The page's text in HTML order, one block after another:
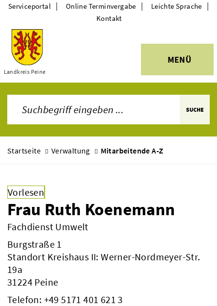
Themen
Landkreis Peine
MENÜ
Serviceportal | Online Terminvergabe | Leichte Sprache |
Kontakt
SUCHE
Startseite Verwaltung Mitarbeitende A-Z
Vorlesen
Frau Ruth Koenemann
Fachdienst Umwelt
Burgstraße 1
Standort Kreishaus II: Werner-Nordmeyer-Str.
19a
31224 Peine
Telefon: +49 5171 401 621 3